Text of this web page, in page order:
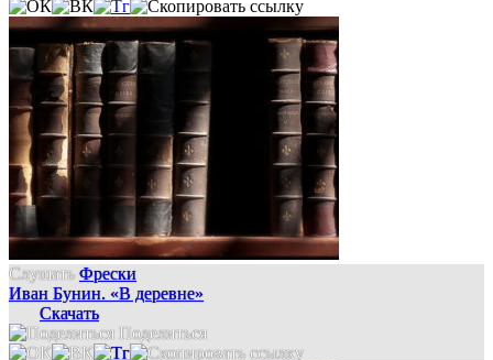
Слушать Фрески
Иван Бунин. «В деревне»
Скачать
Поделиться